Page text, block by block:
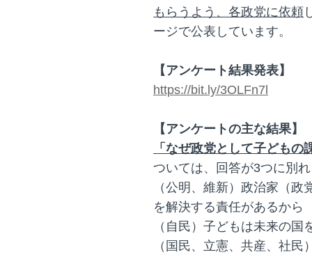
もらうよう、各政党に依頼
ージで公表しています。
【アンケート結果発表】
https://bit.ly/3OLFn7l
【アンケートの主な結果】
「なぜ政党として子ども
ついては、回答が3つに別
（公明、維新）政治家（
を解決する責任があるから
（自民）子どもは未来の
（国民、立憲、共産、社